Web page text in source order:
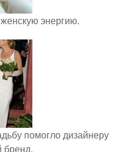
энергию.
помогло дизайнеру
бренд.